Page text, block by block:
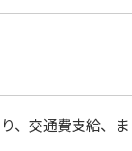
、交通費支給、ま